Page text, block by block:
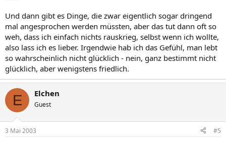
Und dann gibt es Dinge, die zwar eigentlich sogar dringend
mal angesprochen werden müssten, aber das tut dann oft so
weh, dass ich einfach nichts rauskrieg, selbst wenn ich wollte,
also lass ich es lieber. Irgendwie hab ich das Gefühl, man lebt
so wahrscheinlich nicht glücklich - nein, ganz bestimmt nicht
glücklich, aber wenigstens friedlich.
E Elchen
Guest
3 Mai 2003 #5